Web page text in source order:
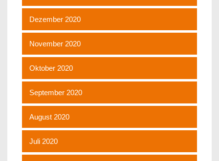
Dezember 2020
November 2020
Oktober 2020
September 2020
August 2020
Juli 2020